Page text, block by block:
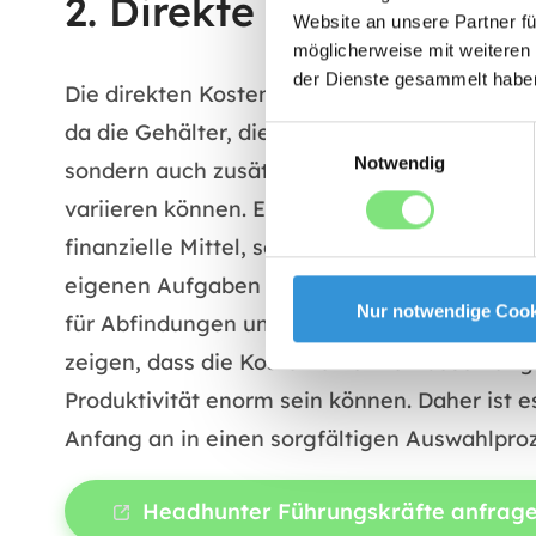
Website an unsere Partner
möglicherweise mit
der Dienste gesammelt
Einwilligungsauswahl
Notwendig
Nur notwendige
2. Direkte Kosten einer
Die direkten Kosten einer Fehlbesetzung
da die Gehälter, die für den fehlerhaft
sondern auch zusätzliche Sozialleistungen
variieren können. Ein weiterer großer
finanzielle Mittel, sondern auch die Zeit
eigenen Aufgaben zu konzentrieren. Sollte
für Abfindungen und Kündigungsfristen
zeigen, dass die Kosten einer
Produktivität enorm sein können. Daher ist
Anfang an in einen sorgfältigen
Headhunter Führungskräfte